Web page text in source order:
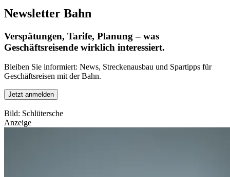
Newsletter Bahn
Verspätungen, Tarife, Planung – was
Geschäftsreisende wirklich interessiert.
Bleiben Sie informiert: News, Streckenausbau und Spartipps für
Geschäftsreisen mit der Bahn.
Jetzt anmelden
Bild: Schlütersche
Anzeige